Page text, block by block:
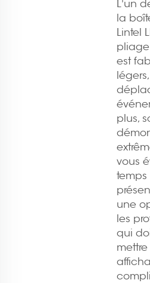
L'un
la
Lintel
pliage
est
plus,
vous
temps
une
les
qui